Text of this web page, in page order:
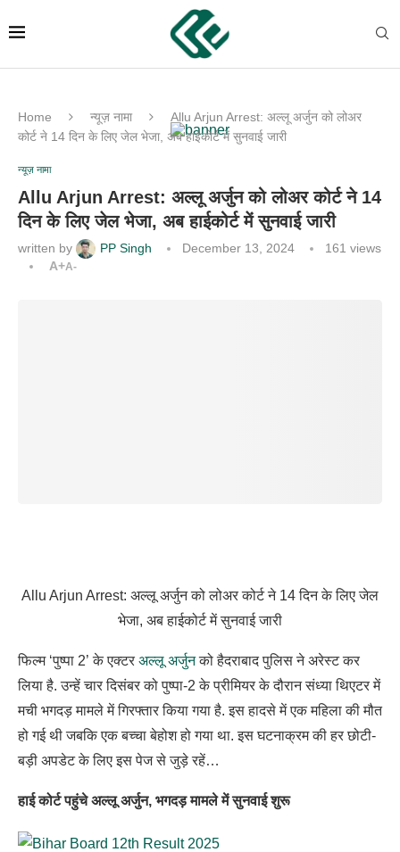
Home न्यूज़ नामा
Allu Arjun Arrest: अल्लू अर्जुन को लोअर
कोर्ट ने 14 दिन के लिए जेल भेजा, अब हाईकोर्ट में सुनवाई जारी
न्यूज़ नामा
Allu Arjun Arrest: अल्लू अर्जुन को लोअर कोर्ट ने 14
दिन के लिए जेल भेजा, अब हाईकोर्ट में सुनवाई जारी
written by PP Singh December 13, 2024 161 views
A+A-
Allu Arjun Arrest: अल्लू अर्जुन को लोअर कोर्ट ने 14 दिन के लिए जेल
भेजा, अब हाईकोर्ट में सुनवाई जारी
फिल्म ‘पुष्पा 2’ के एक्टर अल्लू अर्जुनको हैदराबाद पुलिस ने अरेस्ट कर
लिया है. उन्हें चार दिसंबर को पुष्पा-2 के प्रीमियर के दौरान संध्या थिएटर में
मची भगदड़ मामले में गिरफ्तार किया गया है. इस हादसे में एक महिला की मौत
हो गई थी जबकि एक बच्चा बेहोश हो गया था. इस घटनाक्रम की हर छोटी-
बड़ी अपडेट के लिए इस पेज से जुड़े रहें…
हाई कोर्ट पहुंचे अल्लू अर्जुन, भगदड़ मामले में सुनवाई शुरू